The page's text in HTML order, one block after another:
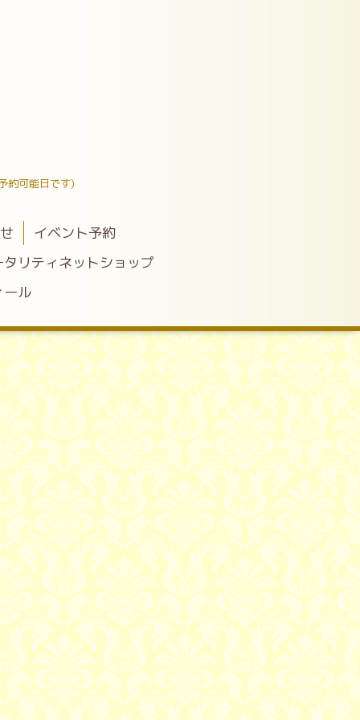
約可能日です)
イベント予約
タリティネットショップ
ール